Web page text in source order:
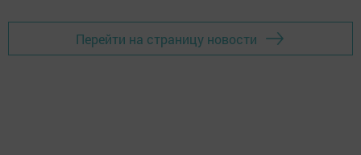
Перейти на страницу новости